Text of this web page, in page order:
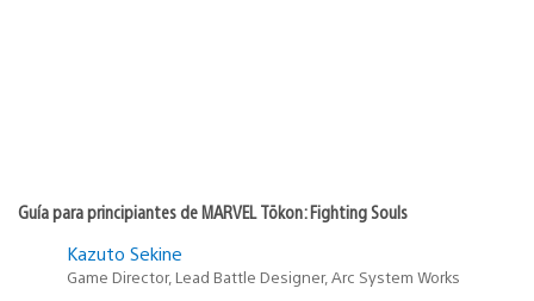
Guía para principiantes de MARVEL Tōkon: Fighting Souls
Kazuto Sekine
Game Director, Lead Battle Designer, Arc System Works